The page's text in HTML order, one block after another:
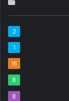
2
1
16
8
8